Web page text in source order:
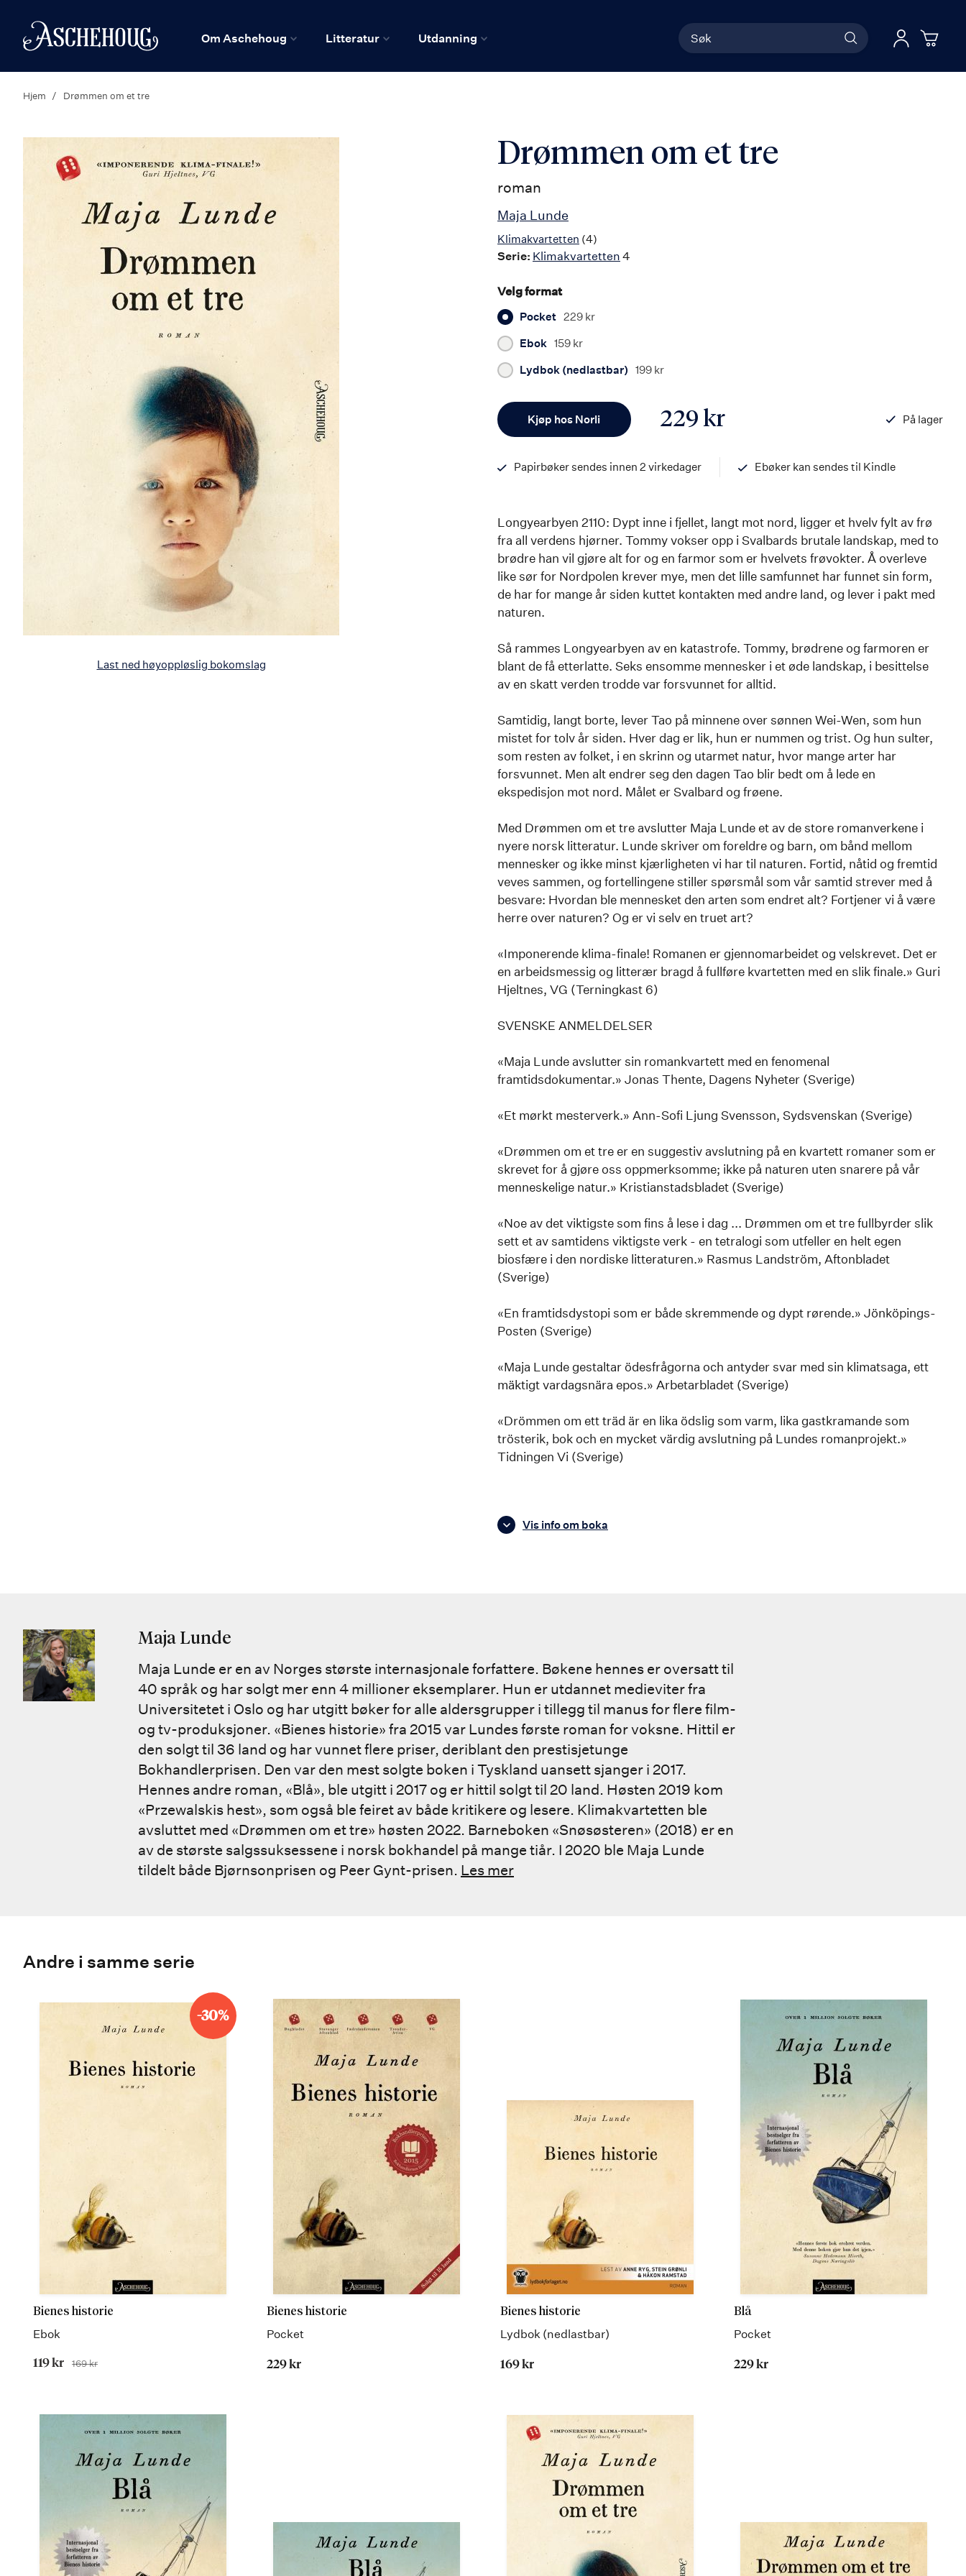
Hjem
Om Aschehoug Litteratur Utdanning
Søk Logg
Hjem Drømmen om et tre
Last ned høyoppløslig bokomslag
Drømmen om et tre
roman
Maja Lunde
Klimakvartetten (4)
Serie: Klimakvartetten 4
Velg format
Pocket 229 kr
Ebok 159 kr
Lydbok (nedlastbar) 199 kr
Kjøp hos Norli 229 kr
På lager
Papirbøker sendes innen 2 virkedager
Ebøker kan sendes til Kindle
Longyearbyen 2110: Dypt inne i fjellet, langt mot nord, ligger et hvelv fylt av frø
fra all verdens hjørner. Tommy vokser opp i Svalbards brutale landskap, med to
brødre han vil gjøre alt for og en farmor som er hvelvets frøvokter. Å overleve
like sør for Nordpolen krever mye, men det lille samfunnet har funnet sin form,
de har for mange år siden kuttet kontakten med andre land, og lever i pakt med
naturen.
Så rammes Longyearbyen av en katastrofe. Tommy, brødrene og farmoren er
blant de få etterlatte. Seks ensomme mennesker i et øde landskap, i besittelse
av en skatt verden trodde var forsvunnet for alltid.
Samtidig, langt borte, lever Tao på minnene over sønnen Wei-Wen, som hun
mistet for tolv år siden. Hver dag er lik, hun er nummen og trist. Og hun sulter,
som resten av folket, i en skrinn og utarmet natur, hvor mange arter har
forsvunnet. Men alt endrer seg den dagen Tao blir bedt om å lede en
ekspedisjon mot nord. Målet er Svalbard og frøene.
Med Drømmen om et tre avslutter Maja Lunde et av de store romanverkene i
nyere norsk litteratur. Lunde skriver om foreldre og barn, om bånd mellom
mennesker og ikke minst kjærligheten vi har til naturen. Fortid, nåtid og fremtid
veves sammen, og fortellingene stiller spørsmål som vår samtid strever med å
besvare: Hvordan ble mennesket den arten som endret alt? Fortjener vi å være
herre over naturen? Og er vi selv en truet art?
«Imponerende klima-finale! Romanen er gjennomarbeidet og velskrevet. Det er
en arbeidsmessig og litterær bragd å fullføre kvartetten med en slik finale.» Guri
Hjeltnes, VG (Terningkast 6)
SVENSKE ANMELDELSER
«Maja Lunde avslutter sin romankvartett med en fenomenal
framtidsdokumentar.» Jonas Thente, Dagens Nyheter (Sverige)
«Et mørkt mesterverk.» Ann-Sofi Ljung Svensson, Sydsvenskan (Sverige)
«Drømmen om et tre er en suggestiv avslutning på en kvartett romaner som er
skrevet for å gjøre oss oppmerksomme; ikke på naturen uten snarere på vår
menneskelige natur.» Kristianstadsbladet (Sverige)
«Noe av det viktigste som fins å lese i dag ... Drømmen om et tre fullbyrder slik
sett et av samtidens viktigste verk - en tetralogi som utfeller en helt egen
biosfære i den nordiske litteraturen.» Rasmus Landström, Aftonbladet
(Sverige)
«En framtidsdystopi som er både skremmende og dypt rørende.» Jönköpings-
Posten (Sverige)
«Maja Lunde gestaltar ödesfrågorna och antyder svar med sin klimatsaga, ett
mäktigt vardagsnära epos.» Arbetarbladet (Sverige)
«Drömmen om ett träd är en lika ödslig som varm, lika gastkramande som
trösterik, bok och en mycket värdig avslutning på Lundes romanprojekt.»
Tidningen Vi (Sverige)
Vis info om boka
Maja Lunde
Maja Lunde er en av Norges største internasjonale forfattere. Bøkene hennes er oversatt til
40 språk og har solgt mer enn 4 millioner eksemplarer. Hun er utdannet medieviter fra
Universitetet i Oslo og har utgitt bøker for alle aldersgrupper i tillegg til manus for flere film-
og tv-produksjoner. «Bienes historie» fra 2015 var Lundes første roman for voksne. Hittil er
den solgt til 36 land og har vunnet flere priser, deriblant den prestisjetunge
Bokhandlerprisen. Den var den mest solgte boken i Tyskland uansett sjanger i 2017.
Hennes andre roman, «Blå», ble utgitt i 2017 og er hittil solgt til 20 land. Høsten 2019 kom
«Przewalskis hest», som også ble feiret av både kritikere og lesere. Klimakvartetten ble
avsluttet med «Drømmen om et tre» høsten 2022. Barneboken «Snøsøsteren» (2018) er en
av de største salgssuksessene i norsk bokhandel på mange tiår. I 2020 ble Maja Lunde
tildelt både Bjørnsonprisen og Peer Gynt-prisen. Les mer
Andre i samme serie
-30%
Bienes historie
Ebok
Tilbudspris
119 kr Før
169 kr
Bienes historie
Pocket
229 kr
Bienes historie
Lydbok (nedlastbar)
169 kr
Blå
Pocket
229 kr